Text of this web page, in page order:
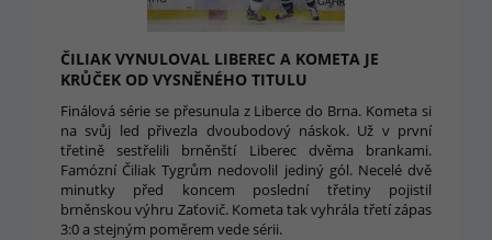
ČILIAK VYNULOVAL LIBEREC A KOMETA JE
KRŮČEK OD VYSNĚNÉHO TITULU
Finálová série se přesunula z Liberce do Brna. Kometa si
na svůj led přivezla dvoubodový náskok. Už v první
třetině sestřelili brněnští Liberec dvěma brankami.
Famózní Čiliak Tygrům nedovolil jediný gól. Necelé dvě
minutky před koncem poslední třetiny pojistil
brněnskou výhru Zaťovič. Kometa tak vyhrála třetí zápas
3:0 a stejným poměrem vede sérii.